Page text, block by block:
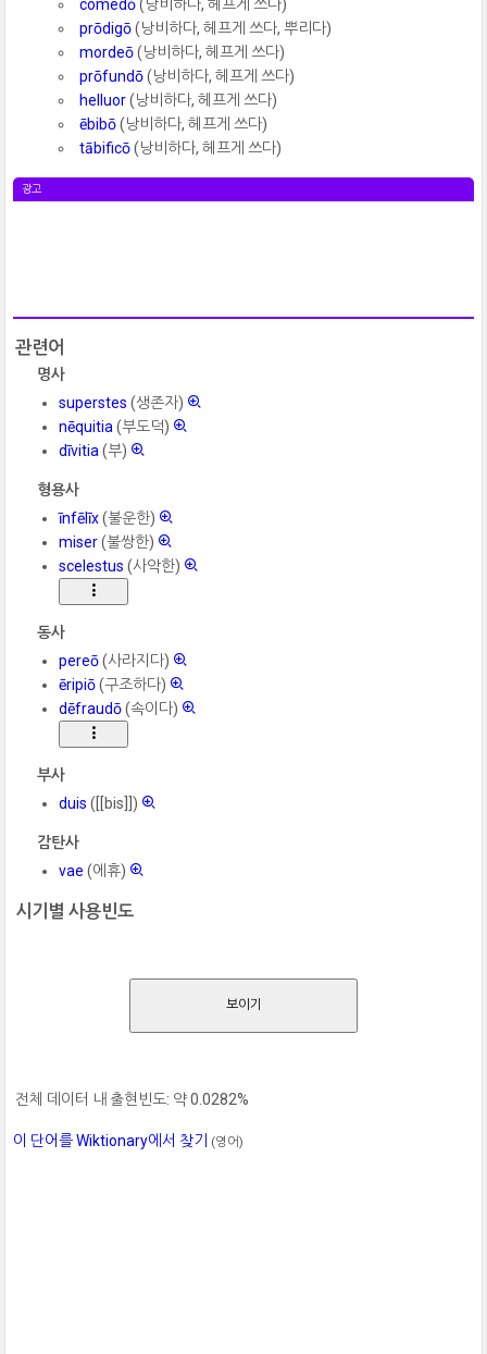
comedō(낭비하다, 헤프게 쓰다)
prōdigō(낭비하다, 헤프게 쓰다, 뿌리다)
mordeō(낭비하다, 헤프게 쓰다)
prōfundō(낭비하다, 헤프게 쓰다)
helluor(낭비하다, 헤프게 쓰다)
ēbibō(낭비하다, 헤프게 쓰다)
tābificō(낭비하다, 헤프게 쓰다)
광고
관련어
명사
superstes (생존자)
nēquitia (부도덕)
dīvitia (부)
형용사
īnfēlīx(불운한)
miser(불쌍한)
scelestus (사악한)
동사
pereō(사라지다)
ēripiō(구조하다)
dēfraudō(속이다)
부사
duis ([[bis]])
감탄사
vae (에휴)
시기별 사용빈도
보이기
전체 데이터 내 출현빈도: 약 0.0282%
이 단어를 Wiktionary에서 찾기 (영어)